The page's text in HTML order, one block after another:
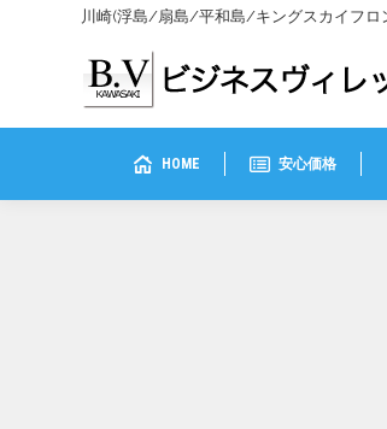
川崎(浮島/扇島/平和島/キングスカイフロ
HOME 安心価格